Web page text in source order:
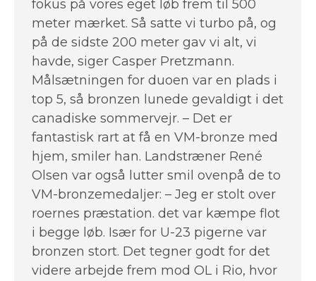
fokus på vores eget løb frem til 500
meter mærket. Så satte vi turbo på, og
på de sidste 200 meter gav vi alt, vi
havde, siger Casper Pretzmann.
Målsætningen for duoen var en plads i
top 5, så bronzen lunede gevaldigt i det
canadiske sommervejr. – Det er
fantastisk rart at få en VM-bronze med
hjem, smiler han. Landstræner René
Olsen var også lutter smil ovenpå de to
VM-bronzemedaljer: – Jeg er stolt over
roernes præstation. det var kæmpe flot
i begge løb. Især for U-23 pigerne var
bronzen stort. Det tegner godt for det
videre arbejde frem mod OL i Rio, hvor